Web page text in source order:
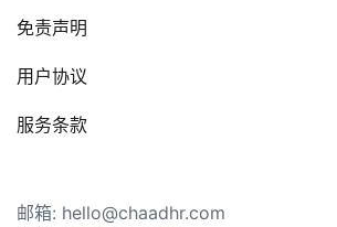
免责声明
用户协议
服务条款
邮箱: hello@chaadhr.com